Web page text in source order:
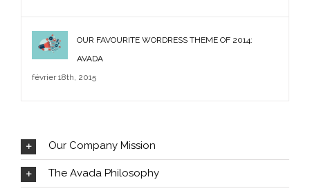
OUR FAVOURITE WORDRESS THEME OF 2014:
AVADA
février 18th, 2015
Our Company Mission
The Avada Philosophy